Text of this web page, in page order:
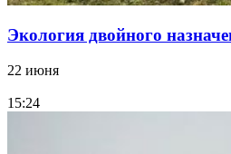
Экология двойного
22 июня
15:24